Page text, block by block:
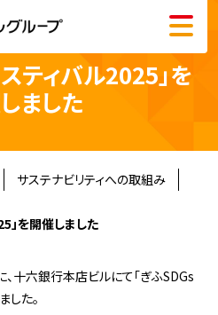
メニュー
ティバル2025」を
ました
サステナビリティへの取組み
」を開催しました
十六銀行本店ビルにて「ぎふSDGs
した。